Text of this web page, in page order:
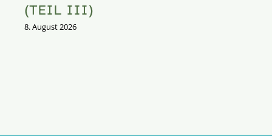
(TEIL III)
8. August 2026